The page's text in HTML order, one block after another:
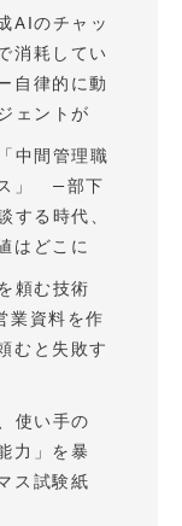
AIのチャッ
消耗してい
自律的に動
ェントが
中間管理職
」 —部下
する時代、
はどこに
頼む技術
業資料を作
むと失敗す
使い手の
力」を暴
ス試験紙